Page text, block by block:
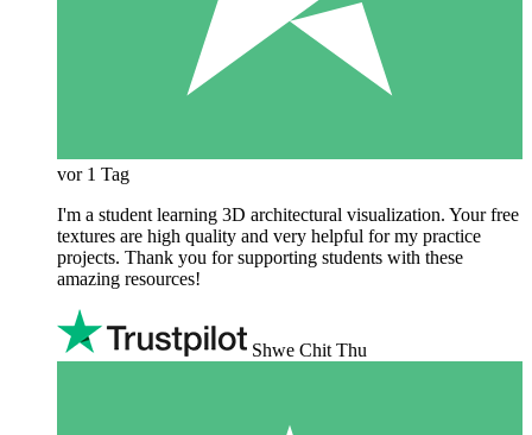
vor 1 Tag
I'm a student learning 3D architectural visualization. Your free
textures are high quality and very helpful for my practice
projects. Thank you for supporting students with these
amazing resources!
Shwe Chit Thu